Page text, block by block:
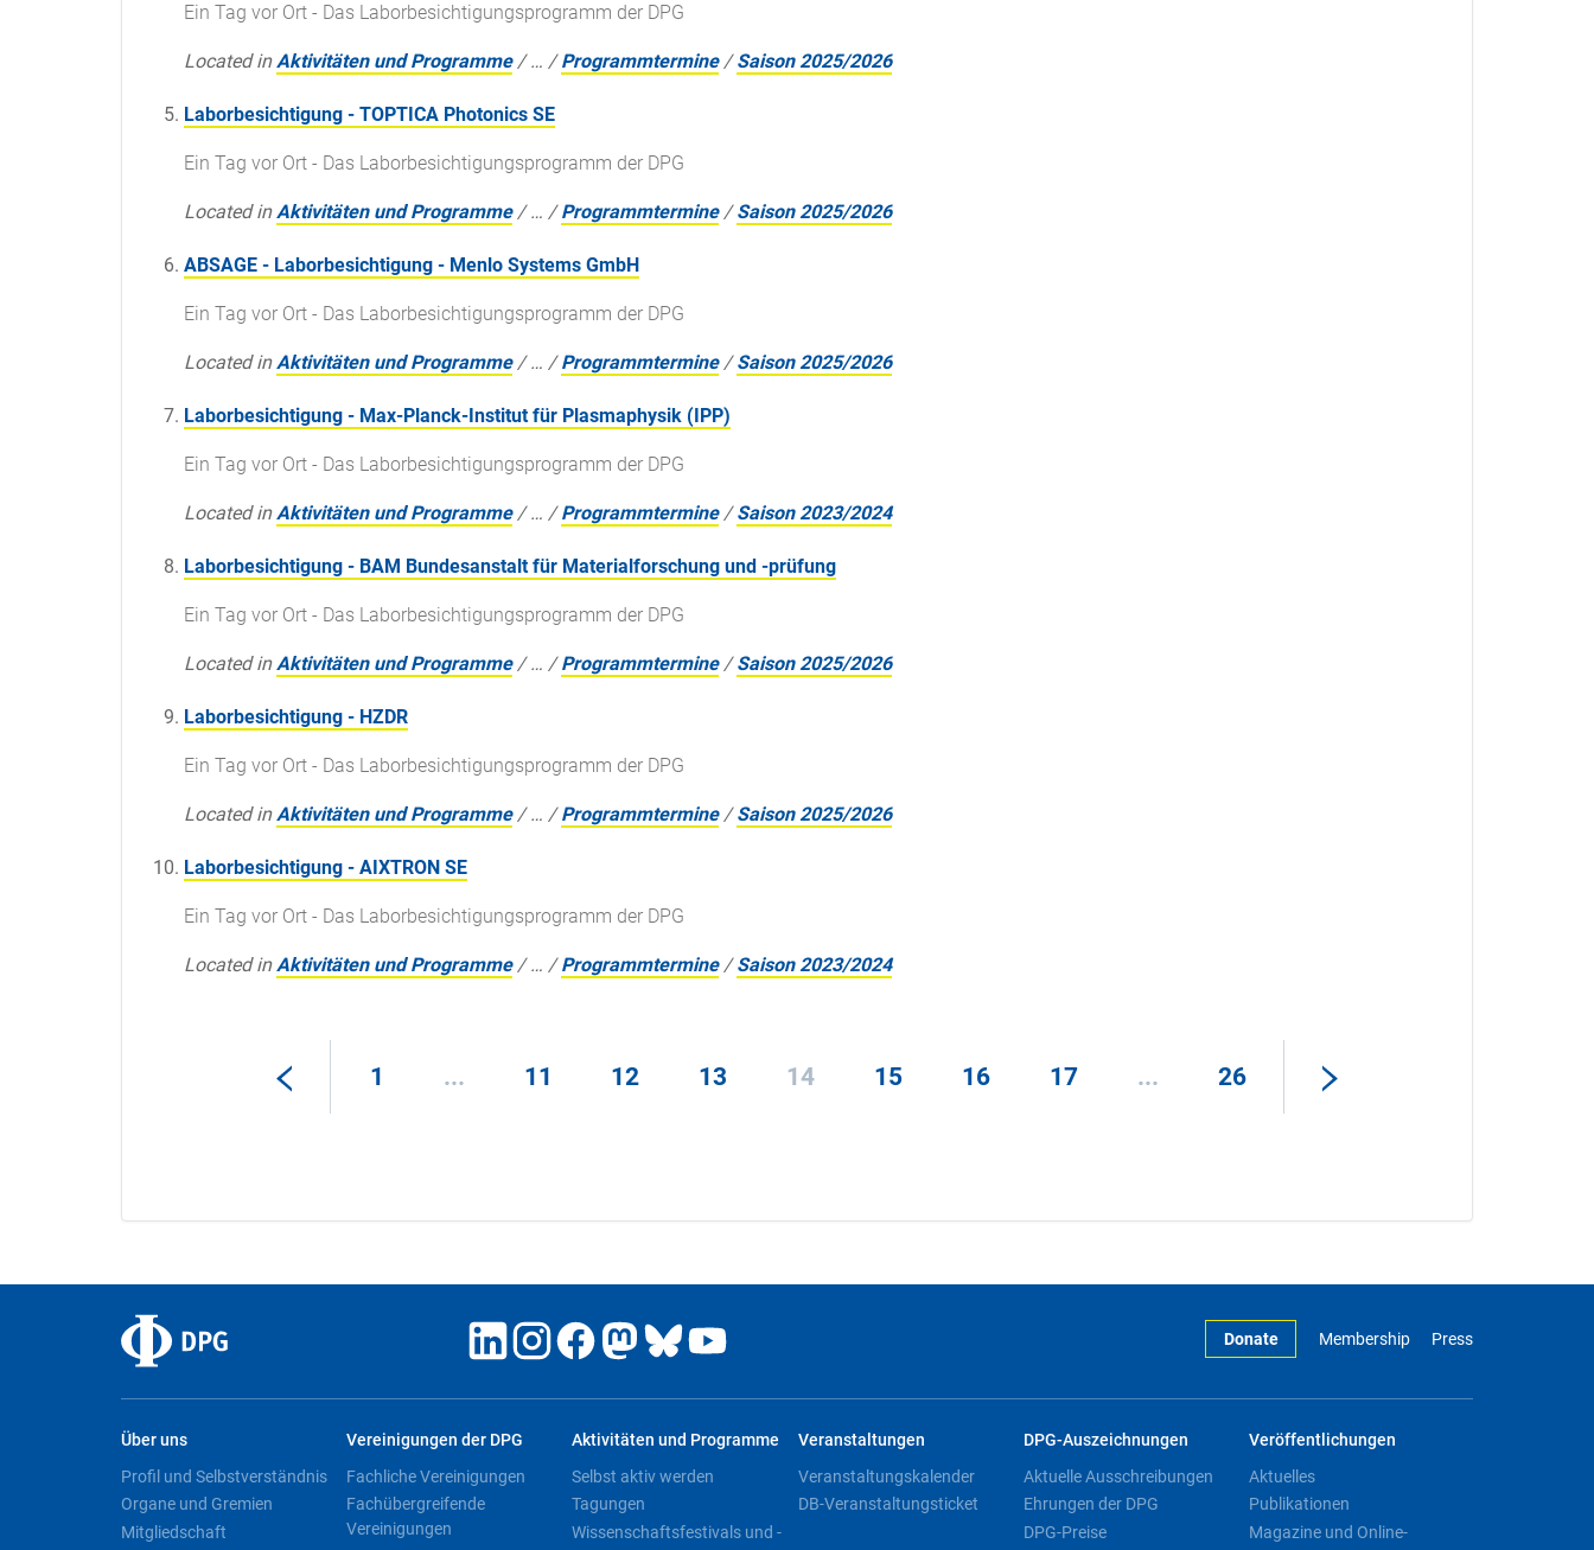
Ein Tag vor Ort - Das Laborbesichtigungsprogramm der DPG
Located in Aktivitäten und Programme /… /Programmtermine /Saison 2025/2026
Laborbesichtigung - TOPTICA Photonics SE
Ein Tag vor Ort - Das Laborbesichtigungsprogramm der DPG
Located in Aktivitäten und Programme /… /Programmtermine /Saison 2025/2026
ABSAGE - Laborbesichtigung - Menlo Systems GmbH
Ein Tag vor Ort - Das Laborbesichtigungsprogramm der DPG
Located in Aktivitäten und Programme /… /Programmtermine /Saison 2025/2026
Laborbesichtigung - Max-Planck-Institut für Plasmaphysik (IPP)
Ein Tag vor Ort - Das Laborbesichtigungsprogramm der DPG
Located in Aktivitäten und Programme /… /Programmtermine /Saison 2023/2024
Laborbesichtigung - BAM Bundesanstalt für Materialforschung und -prüfung
Ein Tag vor Ort - Das Laborbesichtigungsprogramm der DPG
Located in Aktivitäten und Programme /… /Programmtermine /Saison 2025/2026
Laborbesichtigung - HZDR
Ein Tag vor Ort - Das Laborbesichtigungsprogramm der DPG
Located in Aktivitäten und Programme /… /Programmtermine /Saison 2025/2026
Laborbesichtigung - AIXTRON SE
Ein Tag vor Ort - Das Laborbesichtigungsprogramm der DPG
Located in Aktivitäten und Programme /… /Programmtermine /Saison 2023/2024
1 ... 11 12 13 14 15 16 17 ... 26
Donate Membership Press
Über uns
Profil und Selbstverständnis
Organe und Gremien
Mitgliedschaft
Vereinigungen der DPG
Fachliche Vereinigungen
Fachübergreifende
Vereinigungen
Aktivitäten und Programme
Selbst aktiv werden
Tagungen
Wissenschaftsfestivals und -
Veranstaltungen
Veranstaltungskalender
DB-Veranstaltungsticket
DPG-Auszeichnungen
Aktuelle Ausschreibungen
Ehrungen der DPG
DPG-Preise
Veröffentlichungen
Aktuelles
Publikationen
Magazine und Online-